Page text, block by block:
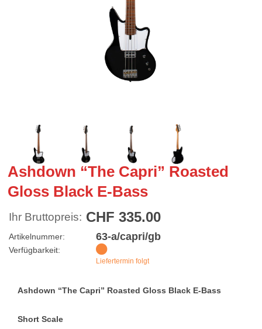
Ashdown “The Capri” Roasted
Gloss Black E-Bass
Ihr Bruttopreis: CHF 335.00
Artikelnummer: 63-a/capri/gb
Verfügbarkeit:
Liefertermin folgt
Ashdown “The Capri” Roasted Gloss Black E-Bass
Short Scale